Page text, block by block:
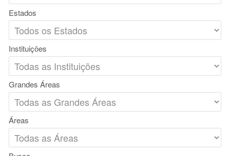
Estados
Instituições
Grandes Áreas
Áreas